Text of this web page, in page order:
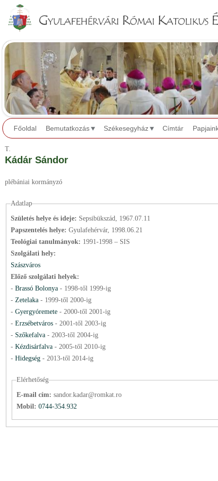
Főoldal Bemutatkozás Székesegyház Címtár
T.
Kádár Sándor
plébániai kormányzó
Adatlap
Születés helye és ideje: Sepsibükszád, 1967.07.11
Papszentelés helye: Gyulafehérvár, 1998.06.21
Teológiai tanulmányok: 1991-1998 – SIS
Szolgálati hely:
Szászváros
Előző szolgálati helyek:
- Brassó Bolonya- 1998-től 1999-ig
- Zetelaka - 1999-től 2000-ig
- Gyergyóremete - 2000-től 2001-ig
- Erzsébetváros- 2001-től 2003-ig
- Szőkefalva - 2003-től 2004-ig
- Kézdisárfalva - 2005-től 2010-ig
- Hidegség - 2013-től 2014-ig
Elérhetőség
E-mail cím: sandor.kadar@romkat.ro
Mobil: 0744-354.932